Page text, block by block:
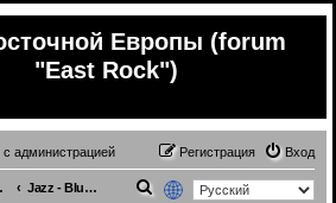
Европы (forum
"East Rock")
с администрацией Вход
Регистрация
Jazz - Blues (mp3)